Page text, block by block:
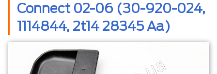
Connect 02-06 (30-920-024,
1114844, 2t14 28345 Aa)